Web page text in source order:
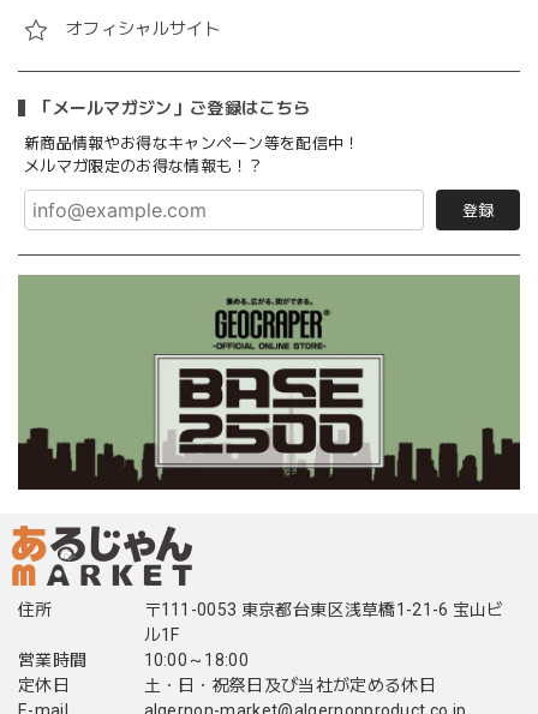
オフィシャルサイト
「メールマガジン」ご登録はこちら
新商品情報やお得なキャンペーン等を配信中！
メルマガ限定のお得な情報も！？
登録
住所
〒111-0053 東京都台東区浅草橋1-21-6 宝山ビ
ル1F
営業時間
10:00～18:00
定休日
土・日・祝祭日及び当社が定める休日